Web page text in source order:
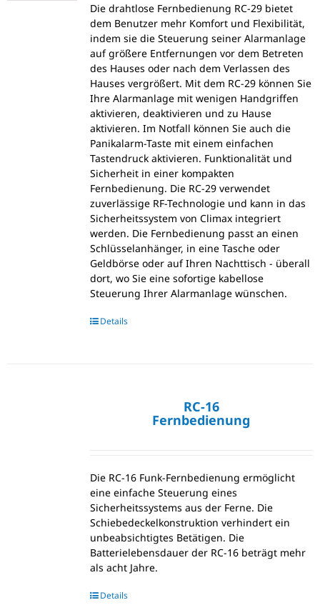
Die drahtlose Fernbedienung RC-29 bietet
dem Benutzer mehr Komfort und Flexibilität,
indem sie die Steuerung seiner Alarmanlage
auf größere Entfernungen vor dem Betreten
des Hauses oder nach dem Verlassen des
Hauses vergrößert. Mit dem RC-29 können Sie
Ihre Alarmanlage mit wenigen Handgriffen
aktivieren, deaktivieren und zu Hause
aktivieren. Im Notfall können Sie auch die
Panikalarm-Taste mit einem einfachen
Tastendruck aktivieren. Funktionalität und
Sicherheit in einer kompakten
Fernbedienung. Die RC-29 verwendet
zuverlässige RF-Technologie und kann in das
Sicherheitssystem von Climax integriert
werden. Die Fernbedienung passt an einen
Schlüsselanhänger, in eine Tasche oder
Geldbörse oder auf Ihren Nachttisch - überall
dort, wo Sie eine sofortige kabellose
Steuerung Ihrer Alarmanlage wünschen.
Details
RC-16
Fernbedienung
Die RC-16 Funk-Fernbedienung ermöglicht
eine einfache Steuerung eines
Sicherheitssystems aus der Ferne. Die
Schiebedeckelkonstruktion verhindert ein
unbeabsichtigtes Betätigen. Die
Batterielebensdauer der RC-16 beträgt mehr
als acht Jahre.
Details